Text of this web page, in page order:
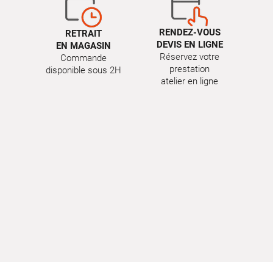
RETRAIT
EN MAGASIN
Commande
disponible sous 2H
RENDEZ-VOUS
DEVIS EN LIGNE
Réservez votre
prestation
atelier en ligne